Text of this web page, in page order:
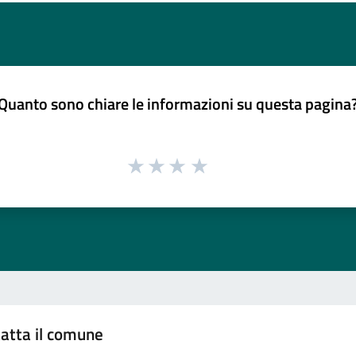
sono chiare le informazioni su questa
il comune